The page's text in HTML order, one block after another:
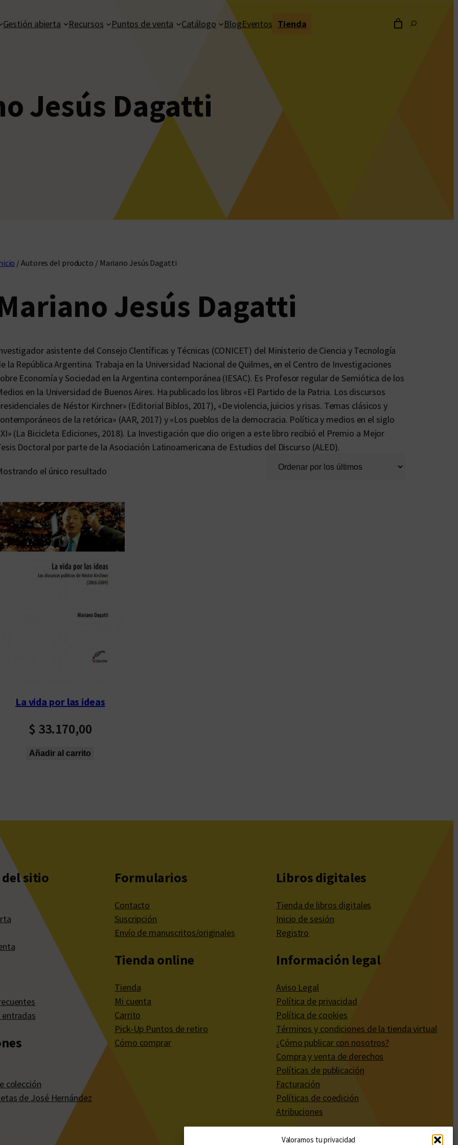
Valoramos tu privacidad
Gestión abierta Recursos Puntos de venta Catálogo BlogEventos Tienda
Jesús Dagatti
/ Autores del producto / Mariano Jesús Dagatti
Jesús Dagatti
asistente del Consejo Clentíficas y Técnicas (CONICET) del Ministerio de Ciencia y Tecnología
la República Argentina. Trabaja en la Universidad Nacional de Quilmes, en el Centro de Investigaciones
Economía y Sociedad en la Argentina contemporánea (IESAC). Es Profesor regular de Semiótica de los
en la Universidad de Buenos Aires. Ha publicado los libros «El Partido de la Patria. Los discursos
de Néstor Kirchner» (Editorial Biblos, 2017), «De violencia, juicios y risas. Temas clásicos y
de la retórica» (AAR, 2017) y «Los pueblos de la democracia. Política y medios en el siglo
(La Bicicleta Ediciones, 2018). La Investigación que dio origen a este libro recibió el Premio a Mejor
Doctoral por parte de la Asociación Latinoamericana de Estudios del Discurso (ALED).
el único resultado
La vida por las ideas
$ 33.170,00
Añadir al carrito
del sitio
entradas
colección
de José Hernández
Formularios
Contacto
Suscripción
Envío de manuscritos/originales
Tienda online
Tienda
Mi cuenta
Carrito
Pick-Up Puntos de retiro
Cómo comprar
Libros digitales
Tienda de libros digitales
Inicio de sesión
Registro
Información legal
Aviso Legal
Política de privacidad
Política de cookies
Términos y condiciones de la tienda virtual
¿Cómo publicar con nosotros?
Compra y venta de derechos
Políticas de publicación
Facturación
Políticas de coedición
Atribuciones